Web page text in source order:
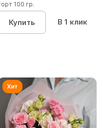
100 гр.
Купить В 1 клик